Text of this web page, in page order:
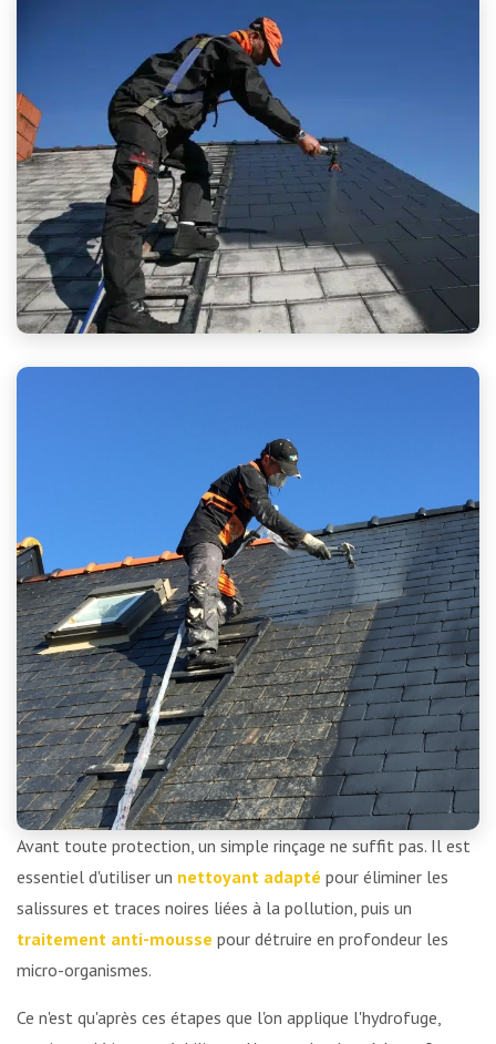
Avant toute protection, un simple rinçage ne suffit pas. Il est
essentiel d'utiliser un nettoyant adapté pour éliminer les
salissures et traces noires liées à la pollution, puis un
traitement anti-mousse pour détruire en profondeur les
micro-organismes.
Ce n'est qu'après ces étapes que l'on applique l'hydrofuge,